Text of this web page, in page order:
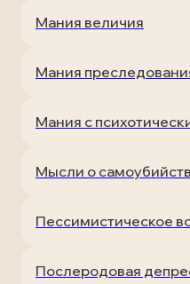
Мания величия
Мания
Мания с
Мысли о
Пессимистическое
Послеродовая